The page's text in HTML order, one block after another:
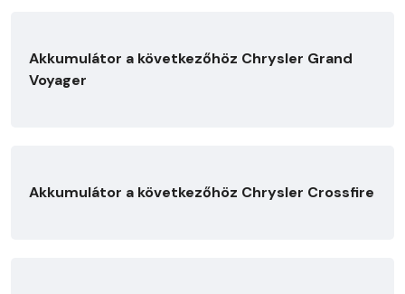
Akkumulátor a következőhöz Chrysler Grand
Voyager
Akkumulátor a következőhöz Chrysler Crossfire